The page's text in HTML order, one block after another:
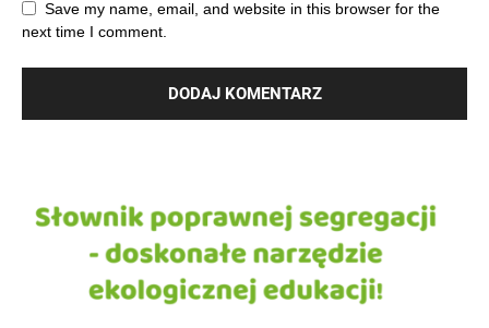
Save my name, email, and website in this browser for the
next time I comment.